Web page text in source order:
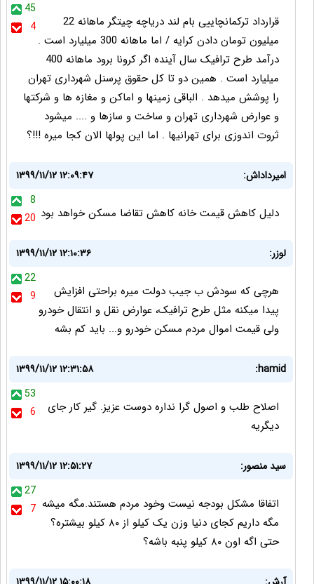
45
4
قرارداد ترکمانچاییی بام لند دریاچه چیتگر ماهانه 22
میلیون تومان دادن کرایه / اما ماهانه 300 میلیارد است .
درآمد طرح ترافیک سال آینده اگر کرونا برود ماهانه 400
میلیارد است . همین دو تا کل حقوق پرسنل شهرداری تهران
را پوشش میدهد . الباقی زمینها و اماکن و مغازه ها و شرکتها
و عوارض شهرداری تهران و ساخت و سازها و .... میشود
ثروت اندوزی برای تهرانیها . اما این پولها الان کجا میره !!!؟
امیرداداش:
۱۳۹۹/۱۱/۱۲ ۱۲:۰۹:۴۷
8
20 دلیل کاهش قیمت خانه کاهش تقاضا مسکن خواهد بود
لوزر:
۱۳۹۹/۱۱/۱۲ ۱۲:۱۰:۳۶
22
9
هرچی که سودش ب جیب دولت میره براحتی افزایش
پیدا میکنه مثل طرح ترافیک، عوارض نقل و انتقال خودرو
ولی قیمت اموال مردم مسکن خودرو و... باید کم بشه
hamid:
۱۳۹۹/۱۱/۱۲ ۱۲:۳۱:۵۸
53
6
اصلاح طلب و اصول گرا نداره دوست عزیز. گیر کار جای
دیگریه
سید منصور:
۱۳۹۹/۱۱/۱۲ ۱۲:۵۱:۲۷
27
7 اتفاقا مشکل بودجه نیست وخود مردم هستند.مگه میشه
مگه داریم کجای دنیا وزن یک کیلو از ۸۰ کیلو بیشتره؟
حتی اگه اون ۸۰ کیلو پنبه باشه؟